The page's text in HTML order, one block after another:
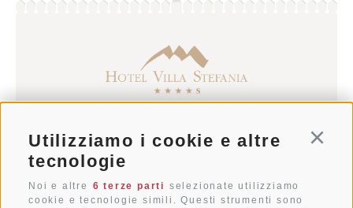
Utilizziamo i cookie e altre
tecnologie
Noi e altre 6 terze parti selezionate utilizziamo
cookie e tecnologie simili. Questi strumenti sono
info@villastefania.com
T+39 0474 91 35 88